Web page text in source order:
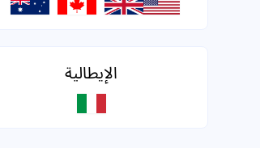
الإيطالية